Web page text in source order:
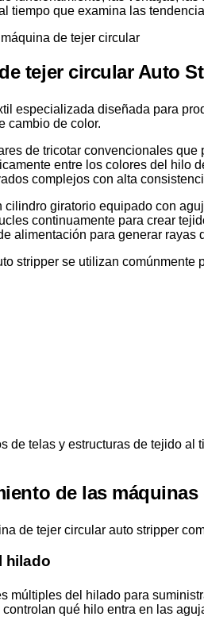
tiempo que examina las
tejer circular Auto
especializada diseñada para
cambio de color.
de tricotar convencionales
entre los colores del hilo
complejos con alta
cilindro giratorio equipado con
continuamente para crear
alimentación para generar rayas
stripper se utilizan comúnmente
de telas y estructuras de tejido
de las
de tejer circular auto stripper
hilado
múltiples del hilado para
qué hilo entra en las